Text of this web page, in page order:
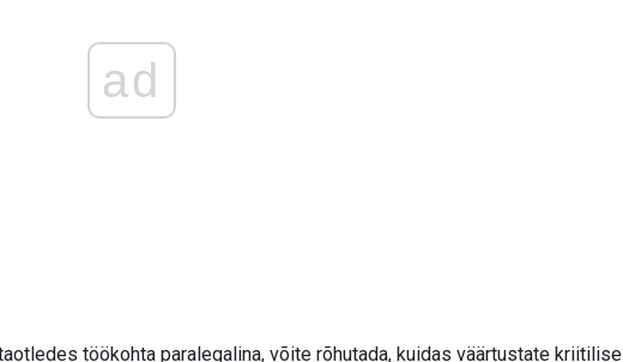
ad
töökohta paralegalina, võite rõhutada, kuidas väärtustate kriitilise